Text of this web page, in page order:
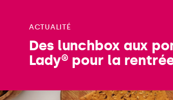
ACTUALITÉ
Des lunchbox aux
Lady® pour la